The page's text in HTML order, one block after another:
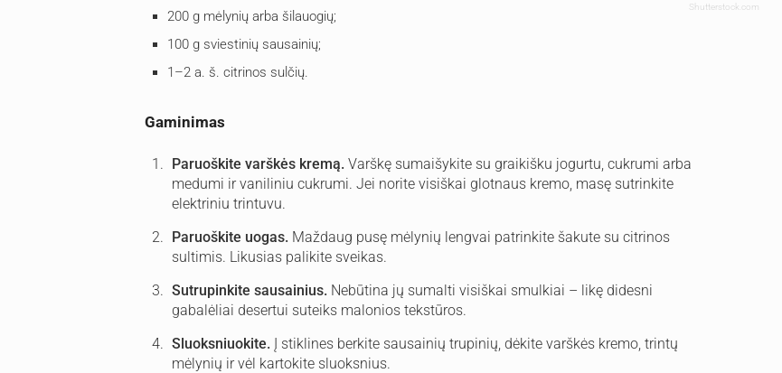
Shutterstock.com
200 g mėlynių arba šilauogių;
100 g sviestinių sausainių;
1–2 a. š. citrinos sulčių.
Gaminimas
Paruoškite varškės kremą. Varškę sumaišykite su graikišku jogurtu, cukrumi arba
medumi ir vaniliniu cukrumi. Jei norite visiškai glotnaus kremo, masę sutrinkite
elektriniu trintuvu.
Paruoškite uogas. Maždaug pusę mėlynių lengvai patrinkite šakute su citrinos
sultimis. Likusias palikite sveikas.
Sutrupinkite sausainius. Nebūtina jų sumalti visiškai smulkiai – likę didesni
gabalėliai desertui suteiks malonios tekstūros.
Sluoksniuokite. Į stiklines berkite sausainių trupinių, dėkite varškės kremo, trintų
mėlynių ir vėl kartokite sluoksnius.